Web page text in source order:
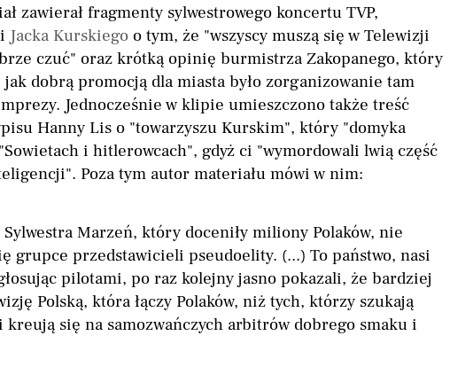
zawierał fragmenty sylwestrowego koncertu TVP,
Jacka Kurskiego o tym, że "wszyscy muszą się w Telewizji
czuć" oraz krótką opinię burmistrza Zakopanego, który
jak dobrą promocją dla miasta było zorganizowanie tam
Jednocześnie w klipie umieszczono także treść
Hanny Lis o "towarzyszu Kurskim", który "domyka
i hitlerowcach", gdyż ci "wymordowali lwią część
Poza tym autor materiału mówi w nim:
Marzeń, który doceniły miliony Polaków, nie
grupce przedstawicieli pseudoelity. (...) To państwo, nasi
pilotami, po raz kolejny jasno pokazali, że bardziej
Polską, która łączy Polaków, niż tych, którzy szukają
kreują się na samozwańczych arbitrów dobrego smaku i